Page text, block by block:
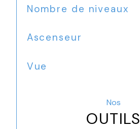
Nombre de niveaux
Ascenseur
Vue
Nos
OUTILS